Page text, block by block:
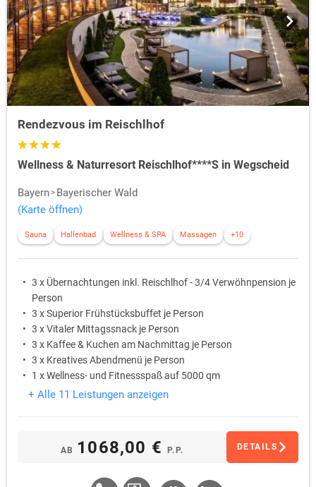
Rendezvous im Reischlhof
Wellness & Naturresort Reischlhof****S in Wegscheid
Bayern
Bayerischer Wald
(Karte öffnen)
Sauna Hallenbad Wellness & SPA Massagen +10
3 x Übernachtungen inkl. Reischlhof - 3/4 Verwöhnpension je
Person
3 x Superior Frühstücksbuffet je Person
3 x Vitaler Mittagssnack je Person
3 x Kaffee & Kuchen am Nachmittag je Person
3 x Kreatives Abendmenü je Person
1 x Wellness- und Fitnessspaß auf 5000 qm
+ Alle 11 Leistungen anzeigen
AB 1068,00 €P.P. DETAILS